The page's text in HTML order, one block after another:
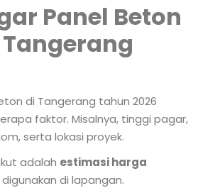
Panel Beton
di Tangerang tahun 2026
faktor. Misalnya, tinggi pagar,
serta lokasi proyek.
adalah estimasi harga
di lapangan.